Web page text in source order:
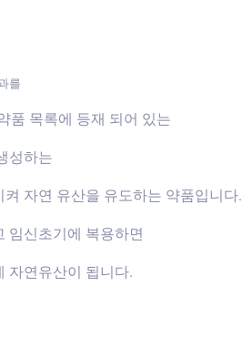
를
품 목록에 등재 되어 있는
성하는
자연 유산을 유도하는 약품입니다.
임신초기에 복용하면
자연유산이 됩니다.